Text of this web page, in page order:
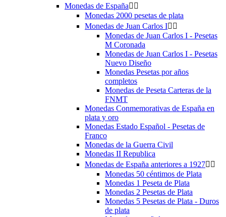
Monedas de España 
Monedas 2000 pesetas de plata
Monedas de Juan Carlos I 
Monedas de Juan Carlos I - Pesetas
M Coronada
Monedas de Juan Carlos I - Pesetas
Nuevo Diseño
Monedas Pesetas por años
completos
Monedas de Peseta Carteras de la
FNMT
Monedas Conmemorativas de España en
plata y oro
Monedas Estado Español - Pesetas de
Franco
Monedas de la Guerra Civil
Monedas II Republica
Monedas de España anteriores a 1927 
Monedas 50 céntimos de Plata
Monedas 1 Peseta de Plata
Monedas 2 Pesetas de Plata
Monedas 5 Pesetas de Plata - Duros
de plata